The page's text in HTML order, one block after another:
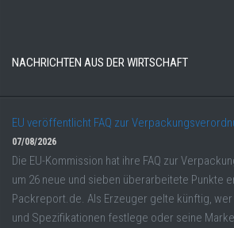
NACHRICHTEN AUS DER WIRTSCHAFT
EU veröffentlicht FAQ zur
07/08/2026
Die EU-Kommission hat ihre FAQ zur
um 26 neue und sieben überarbeitete Punkte
Packreport.de. Als Erzeuger gelte künftig,
und Spezifikationen festlege oder seine